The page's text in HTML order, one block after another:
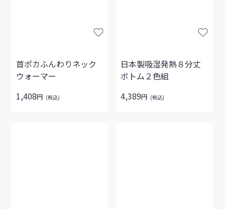
首ポカふんわりネック
ウォーマー
1,408円 (税込)
日本製吸湿発熱８分丈
ボトム２色組
4,389円 (税込)